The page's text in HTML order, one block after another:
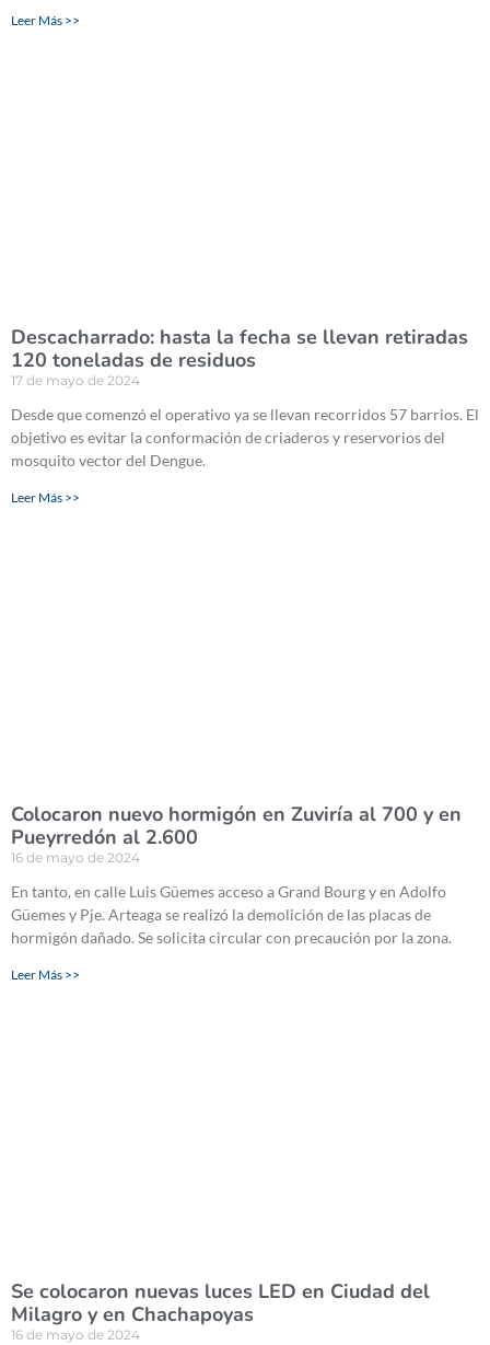
Leer Más >>
Descacharrado: hasta la fecha se llevan retiradas
120 toneladas de residuos
17 de mayo de 2024
Desde que comenzó el operativo ya se llevan recorridos 57 barrios. El
objetivo es evitar la conformación de criaderos y reservorios del
mosquito vector del Dengue.
Leer Más >>
Colocaron nuevo hormigón en Zuviría al 700 y en
Pueyrredón al 2.600
16 de mayo de 2024
En tanto, en calle Luis Güemes acceso a Grand Bourg y en Adolfo
Güemes y Pje. Arteaga se realizó la demolición de las placas de
hormigón dañado. Se solicita circular con precaución por la zona.
Leer Más >>
Se colocaron nuevas luces LED en Ciudad del
Milagro y en Chachapoyas
16 de mayo de 2024